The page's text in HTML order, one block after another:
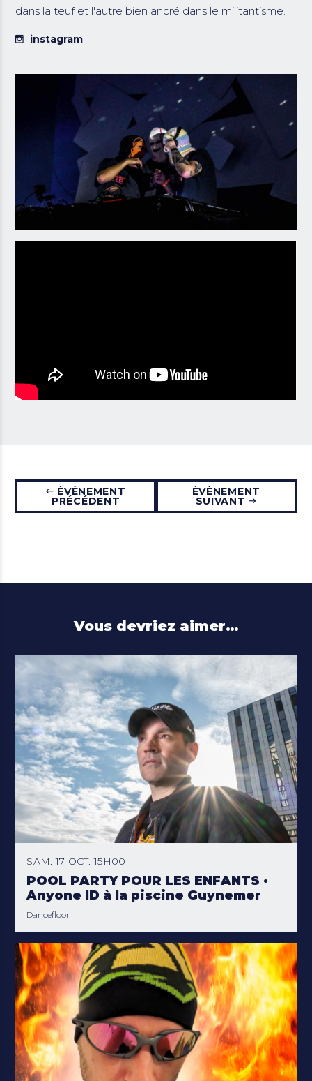
dans la teuf et l'autre bien ancré dans le militantisme.
instagram
ÉVÈNEMENT
PRÉCÉDENT
ÉVÈNEMENT
SUIVANT
Vous devriez aimer…
SAM. 17 OCT. 15H00
POOL PARTY POUR LES ENFANTS ·
Anyone ID à la piscine Guynemer
Dancefloor